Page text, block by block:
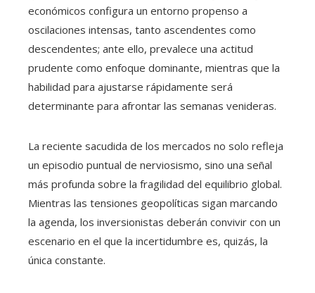
económicos configura un entorno propenso a
oscilaciones intensas, tanto ascendentes como
descendentes; ante ello, prevalece una actitud
prudente como enfoque dominante, mientras que la
habilidad para ajustarse rápidamente será
determinante para afrontar las semanas venideras.
La reciente sacudida de los mercados no solo refleja
un episodio puntual de nerviosismo, sino una señal
más profunda sobre la fragilidad del equilibrio global.
Mientras las tensiones geopolíticas sigan marcando
la agenda, los inversionistas deberán convivir con un
escenario en el que la incertidumbre es, quizás, la
única constante.